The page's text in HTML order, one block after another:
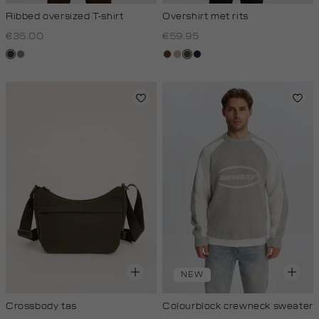
Ribbed oversized T-shirt
€35.00
chocomiddengrijs
Overshirt met rits
€59.95
donkerbruin
kit,donkerkhaki
blauw,
Crossbody tas
NEW
Colourblock crewneck sweater